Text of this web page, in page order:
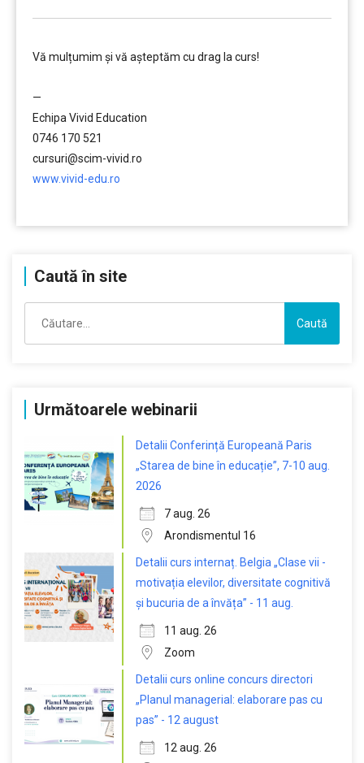
Vă mulțumim și vă aşteptăm cu drag la curs!
—
Echipa Vivid Education
0746 170 521
cursuri@scim-vivid.ro
www.vivid-edu.ro
Caută în site
după:
Următoarele webinarii
Detalii Conferință Europeană Paris
„Starea de bine în educație”, 7-10 aug.
2026
7 aug. 26
Arondismentul 16
Detalii curs internaț. Belgia „Clase vii -
motivația elevilor, diversitate cognitivă
și bucuria de a învăța” - 11 aug.
11 aug. 26
Zoom
Detalii curs online concurs directori
„Planul managerial: elaborare pas cu
pas” - 12 august
12 aug. 26